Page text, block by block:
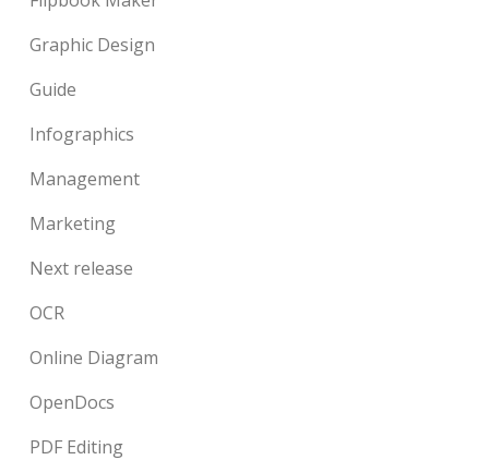
Graphic Design
Guide
Infographics
Management
Marketing
Next release
OCR
Online Diagram
OpenDocs
PDF Editing